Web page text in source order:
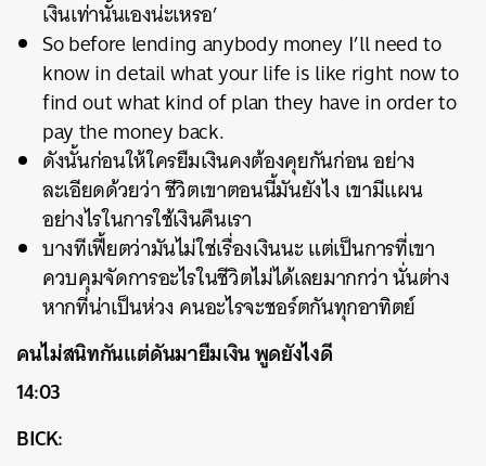
เงินเท่านั้นเองน่ะเหรอ’
So before lending anybody money I’ll need to
know in detail what your life is like right now to
find out what kind of plan they have in order to
pay the money back.
ดังนั้นก่อนให้ใครยืมเงินคงต้องคุยกันก่อน อย่าง
ละเอียดด้วยว่า ชีวิตเขาตอนนี้มันยังไง เขามีแผน
อย่างไรในการใช้เงินคืนเรา
บางทีเฟี้ยตว่ามันไม่ใช่เรื่องเงินนะ แต่เป็นการที่เขา
ควบคุมจัดการอะไรในชีวิตไม่ได้เลยมากกว่า นั่นต่าง
หากที่น่าเป็นห่วง คนอะไรจะชอร์ตกันทุกอาทิตย์
คนไม่สนิทกันแต่ดันมายืมเงิน พูดยังไงดี
14:03
BICK: